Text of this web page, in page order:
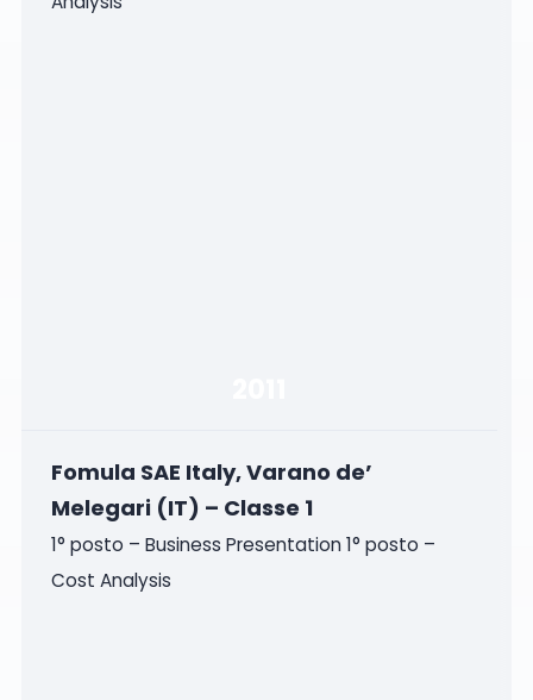
Fomula SAE Italy, Varano de’
Melegari (IT) – Classe 1
1° posto – Business Presentation 1° posto –
Cost Analysis